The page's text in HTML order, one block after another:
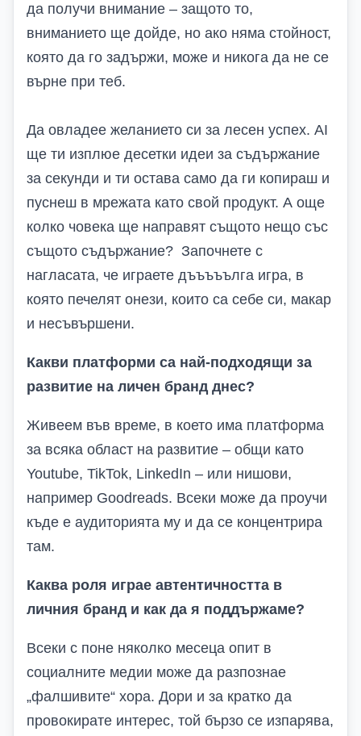
да получи внимание – защото то,
вниманието ще дойде, но ако няма стойност,
която да го задържи, може и никога да не се
върне при теб.
Да овладее желанието си за лесен успех. AI
ще ти изплюе десетки идеи за съдържание
за секунди и ти остава само да ги копираш и
пуснеш в мрежата като свой продукт. А още
колко човека ще направят същото нещо със
същото съдържание? Започнете с
нагласата, че играете дъъъъълга игра, в
която печелят онези, които са себе си, макар
и несъвършени.
Какви платформи са най-подходящи за
развитие на личен бранд днес?
Живеем във време, в което има платформа
за всяка област на развитие – общи като
Youtube, TikTok, LinkedIn – или нишови,
например Goodreads. Всеки може да проучи
къде е аудиторията му и да се концентрира
там.
Каква роля играе автентичността в
личния бранд и как да я поддържаме?
Всеки с поне няколко месеца опит в
социалните медии може да разпознае
„фалшивите“ хора. Дори и за кратко да
провокирате интерес, той бързо се изпарява,